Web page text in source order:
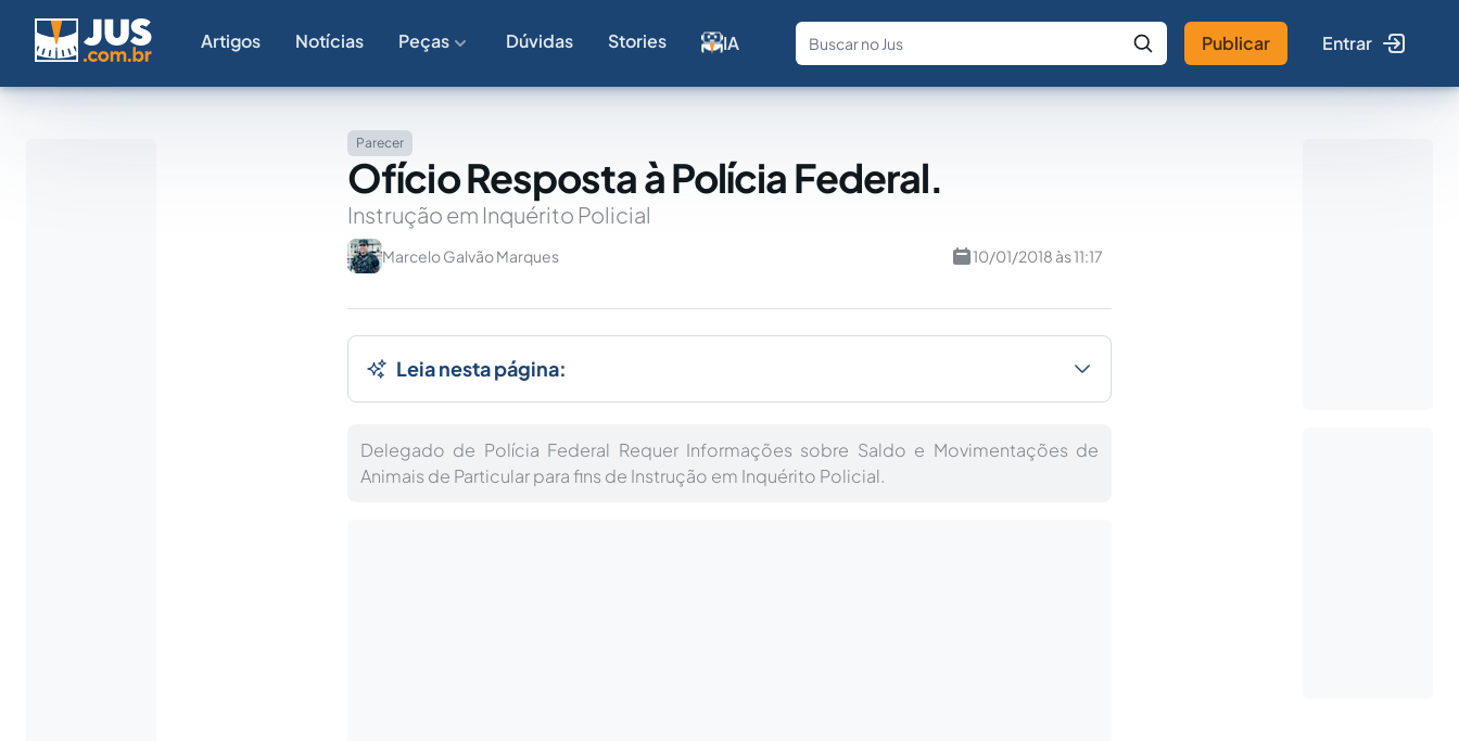
Artigos Notícias Peças Dúvidas Stories IA
Fale com a IA Buscar no Jus
Publicar Entrar
Parecer
Ofício Resposta à Polícia Federal.
Instrução em Inquérito Policial
Marcelo Galvão Marques 10/01/2018 às 11:17
Leia nesta página:
Delegado de Polícia Federal Requer Informações sobre Saldo e Movimentações de
Animais de Particular para fins de Instrução em Inquérito Policial.